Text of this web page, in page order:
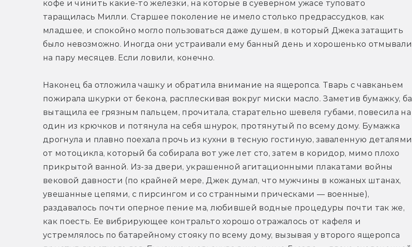
кофе и чинить какие-то железки, на которые в суеверном ужасе туповато
таращилась Милли. Старшее поколение не имело столько предрассудков, как
младшее, и спокойно могло пользоваться даже душем, в который Джека затащить
было невозможно. Иногда они устраивали ему банный день и хорошенько отмывали
на пару месяцев. Если ловили, конечно.
Наконец ба отложила чашку и обратила внимание на ящеропса. Тварь с чавканьем
пожирала шкурки от бекона, расплескивая вокруг миски масло. Заметив бумажку, ба
вытащила ее грязным пальцем, прочитала, старательно шевеля губами, повесила на
один из крючков и потянула на себя шнурок, протянутый по всему дому. Бумажка
дрогнула и плавно поехала прочь из кухни в тесную гостиную, заваленную деталями
от мотоцикла, который ба собирала вот уже лет сто, затем в коридор, мимо плохо
прикрытой ванной. Из-за двери, украшенной агитационными плакатами войны
вековой давности (по крайней мере, Джек думал, что мужчины в кожаных штанах,
увешанные цепями, с пирсингом и со странными прическами — военные),
раздавалось почти оперное пение ма, любившей водные процедуры почти так же,
как поесть. Ее вибрирующее контральто хорошо отражалось от кафеля и
устремлялось по батарейному стояку по всему дому, вызывая у второго ящеропса